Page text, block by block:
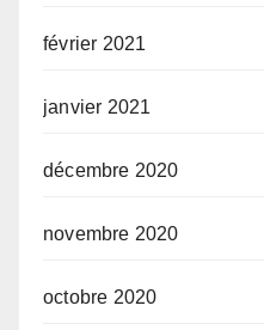
février 2021
janvier 2021
décembre 2020
novembre 2020
octobre 2020